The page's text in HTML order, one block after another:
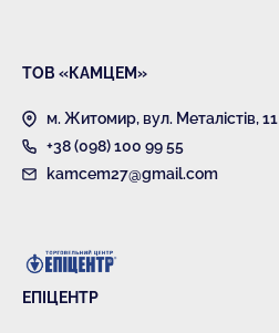
ТОВ «КАМЦЕМ»
м. Житомир, вул. Металістів, 11
+38 (098) 100 99 55
kamcem27@gmail.com
ЕПІЦЕНТР